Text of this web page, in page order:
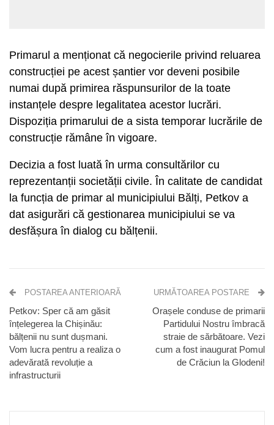
Primarul a menționat că negocierile privind reluarea
construcției pe acest șantier vor deveni posibile
numai după primirea răspunsurilor de la toate
instanțele despre legalitatea acestor lucrări.
Dispoziția primarului de a sista temporar lucrările de
construcție rămâne în vigoare.
Decizia a fost luată în urma consultărilor cu
reprezentanții societății civile. În calitate de candidat
la funcția de primar al municipiului Bălți, Petkov a
dat asigurări că gestionarea municipiului se va
desfășura în dialog cu bălțenii.
POSTAREA ANTERIOARĂ
Petkov: Sper că am găsit
înțelegerea la Chișinău:
bălțenii nu sunt dușmani.
Vom lucra pentru a realiza o
adevărată revoluție a
infrastructurii
URMĂTOAREA POSTARE
Orașele conduse de primarii
Partidului Nostru îmbracă
straie de sărbătoare. Vezi
cum a fost inaugurat Pomul
de Crăciun la Glodeni!